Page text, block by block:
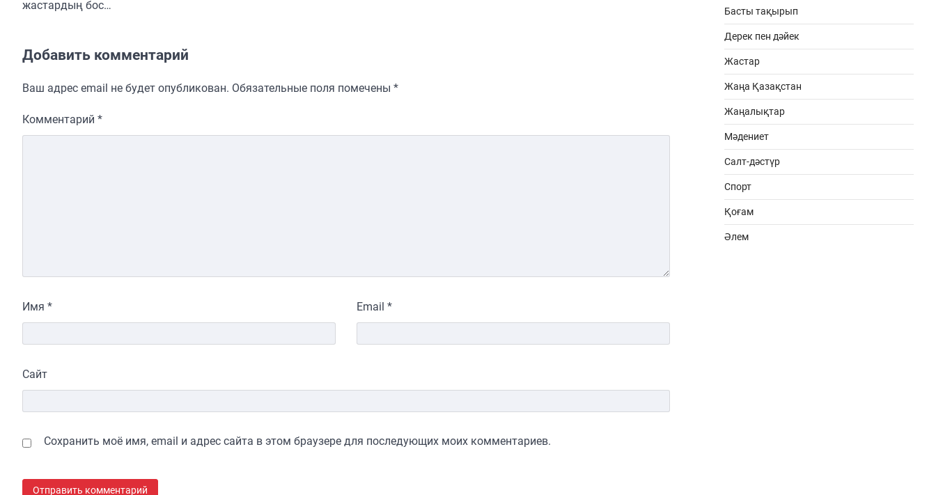
жастардың бос…
Добавить комментарий
Ваш адрес email не будет опубликован. Обязательные поля помечены *
Комментарий *
Имя * Email *
Сайт
Сохранить моё имя, email и адрес сайта в этом браузере для последующих моих комментариев.
Басты тақырып
Дерек пен дәйек
Жастар
Жаңа Қазақстан
Жаңалықтар
Мәдениет
Салт-дәстүр
Спорт
Қоғам
Әлем